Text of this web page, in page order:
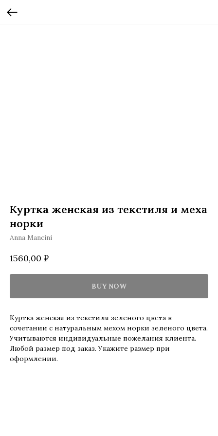
Куртка женская из текстиля и меха
норки
Anna Mancini
1560,00 ₽
BUY NOW
Куртка женская из текстиля зеленого цвета в
сочетании с натуральным мехом норки зеленого цвета.
Учитываются индивидуальные пожелания клиента.
Любой размер под заказ. Укажите размер при
оформлении.